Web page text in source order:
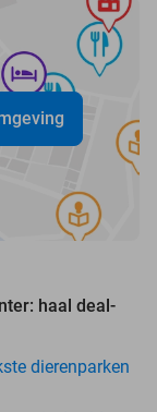
haal deal-
dierenparken